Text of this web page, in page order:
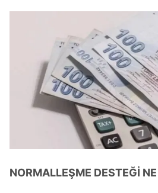
ilgili mevzuata uygun olarak
tıklayınız.
NORMALLEŞME DESTEĞİ